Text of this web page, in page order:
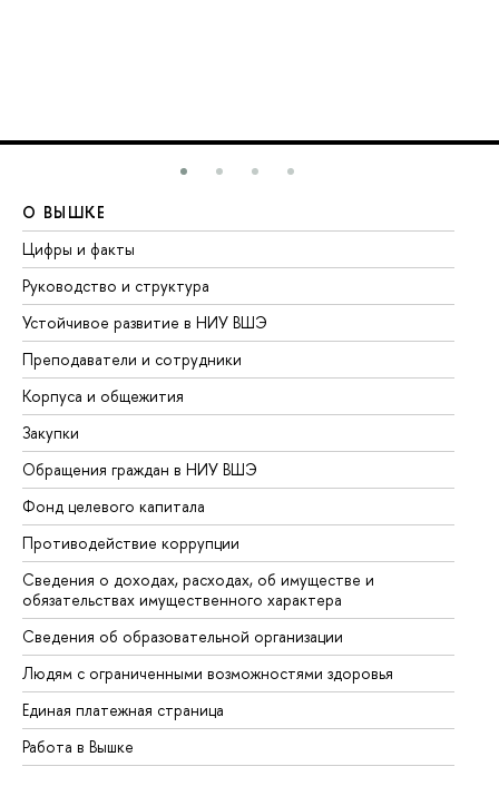
О ВЫШКЕ
Цифры и факты
Руководство и структура
Устойчивое развитие в НИУ ВШЭ
Преподаватели и сотрудники
Корпуса и общежития
Закупки
Обращения граждан в НИУ ВШЭ
Фонд целевого капитала
Противодействие коррупции
Сведения о доходах, расходах, об имуществе и
обязательствах имущественного характера
Сведения об образовательной организации
Людям с ограниченными возможностями здоровья
Единая платежная страница
Работа в Вышке